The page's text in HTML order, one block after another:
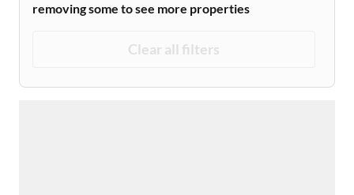
removing some to see more properties
Clear all filters